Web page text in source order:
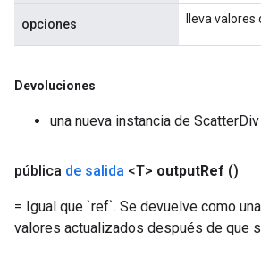
opciones lleva
Devoluciones
una nueva instancia de ScatterDiv
pública de salida <T> outputRef ()
= Igual que `ref`. Se devuelve como
valores actualizados después de que